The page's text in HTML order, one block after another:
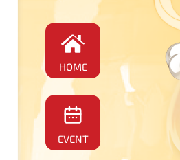
HOME
EVENT